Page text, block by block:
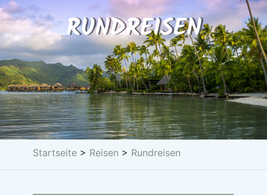
RUNDREISEN
Startseite Reisen Rundreisen